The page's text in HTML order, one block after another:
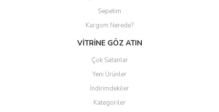
Sepetim
Kargom Nerede?
VİTRİNE GÖZ ATIN
Çok Satanlar
Yeni Ürünler
İndirimdekiler
Kategoriler